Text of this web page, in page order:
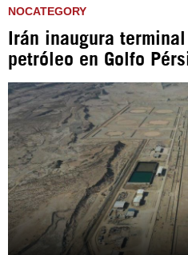
https://
https://
Instagram
NOCATEGORY
Irán inaugura
petróleo en Golfo